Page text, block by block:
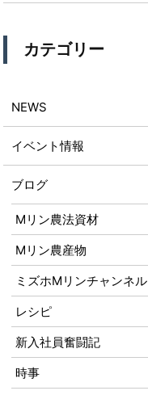
カテゴリー
NEWS
イベント情報
ブログ
Mリン農法資材
Mリン農産物
ミズホMリンチャンネル
レシピ
新入社員奮闘記
時事